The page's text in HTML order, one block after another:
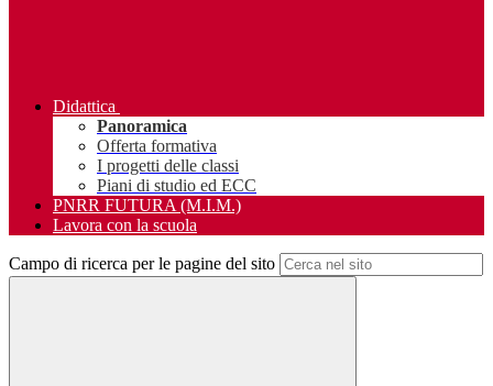
Didattica
Panoramica
Offerta formativa
I progetti delle classi
Piani di studio ed ECC
PNRR FUTURA (M.I.M.)
Lavora con la scuola
Campo di ricerca per le pagine del sito